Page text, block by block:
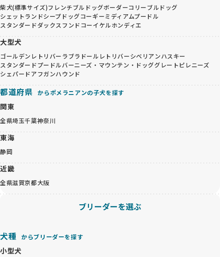
柴犬(標準サイズ)フレンチブルドッグボーダーコリーブルドッグ
シェットランドシープドッグコーギーミディアムプードル
スタンダードダックスフンドコーイケルホンディエ
大型犬
ゴールデンレトリバー ラブラドールレトリバーシベリアンハスキー
スタンダードプードルバーニーズ・マウンテン・ドッググレートピレニーズ
シェパードアフガンハウンド
都道府県 からポメラニアンの子犬を探す
関東
全県埼玉千葉神奈川
東海
静岡
近畿
全県滋賀京都大阪
ブリーダーを選ぶ
犬種 からブリーダーを探す
小型犬